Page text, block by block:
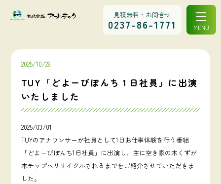
見積無料・お問合せ
0237-86-1771 MENU
2025/10/29
TUY「どよーびぽんち１日社員」に出演
いたしました
2025/03/01
TUYのアナウンサーが社員として1日お仕事体験を行う番組
「どよーびぽんち1日社員」に出演し、主に空き家の木くずが
木チップへリサイクルされるまでをご紹介させていただきま
した。